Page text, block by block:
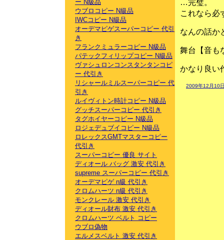
…完璧。
これなら必
なんの話か
舞台【音も
かなり良い
2009年12月10
ー N級品
ウブロコピー N級品
IWCコピー N級品
オーデマピゲスーパーコピー 代引
き
フランクミュラーコピー N級品
パテックフィリップコピー N級品
ヴァシュロンコンスタンタンコピ
ー 代引き
リシャールミルスーパーコピー 代
引き
ルイヴィトン時計コピー N級品
グッチスーパーコピー 代引き
タグホイヤーコピー N級品
ロジェデュブイコピー N級品
ロレックスGMTマスターコピー
代引き
スーパーコピー 優良 サイト
ディオール バッグ 激安 代引き
supreme スーパーコピー 代引き
オーデマピゲ n級 代引き
クロムハーツ n級 代引き
モンクレール 激安 代引き
ディオール財布 激安 代引き
クロムハーツ ベルト コピー
ウブロ偽物
エルメスベルト 激安 代引き